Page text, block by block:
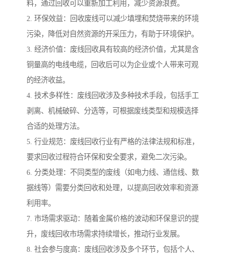
料，通过回收可以重新加工利用，减少资源浪费。
2. 环保效益：回收废线可以减少填埋和焚烧带来的环境
污染，降低对自然资源的开采压力，有助于环境保护。
3. 经济价值：废线回收具有较高的经济价值，尤其是含
铜量高的电线电缆，回收后可以为企业或个人带来可观
的经济收益。
4. 技术多样性：废线回收涉及多种技术手段，包括手工
剥离、机械破碎、分选等，可根据废线类型和规模选择
合适的处理方法。
5. 行业规范：废线回收行业有严格的法律法规和标准，
要求回收过程符合环保和安全要求，避免二次污染。
6. 分类处理：不同类型的废线（如电力线、通信线、数
据线等）需要分类回收和处理，以提高回收效率和资源
利用率。
7. 市场需求驱动：随着金属价格的波动和环保意识的提
升，废线回收市场需求持续增长，推动行业发展。
8. 社会参与度高：废线回收涉及多个环节，包括个人、